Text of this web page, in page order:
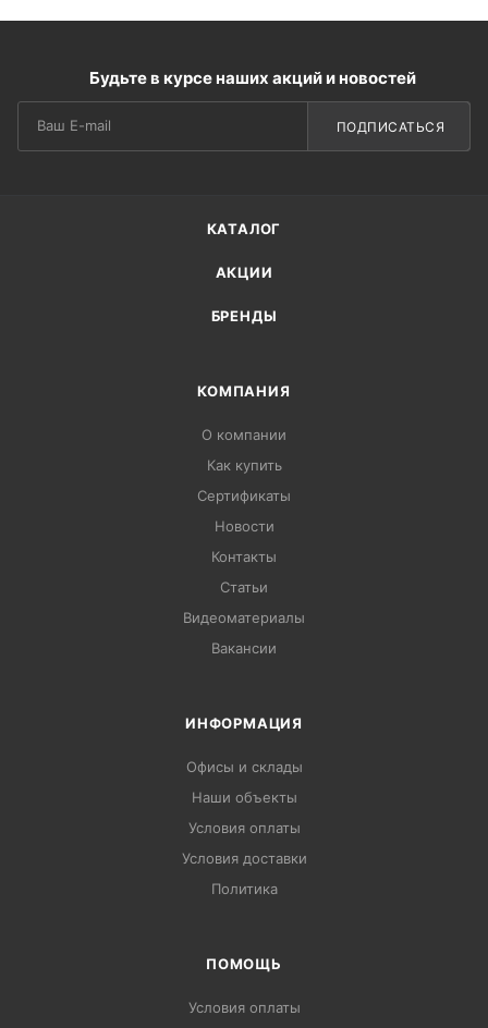
Будьте в курсе наших акций и новостей
ПОДПИСАТЬСЯ
КАТАЛОГ
АКЦИИ
БРЕНДЫ
КОМПАНИЯ
О компании
Как купить
Сертификаты
Новости
Контакты
Статьи
Видеоматериалы
Вакансии
ИНФОРМАЦИЯ
Офисы и склады
Наши объекты
Условия оплаты
Условия доставки
Политика
ПОМОЩЬ
Условия оплаты